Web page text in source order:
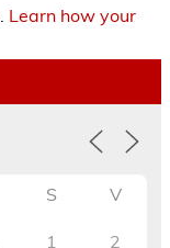
Learn how your
S V
1 2